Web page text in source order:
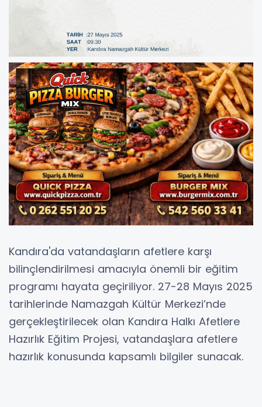
Kandıra'da vatandaşların afetlere karşı
bilinçlendirilmesi amacıyla önemli bir eğitim
programı hayata geçiriliyor. 27-28 Mayıs 2025
tarihlerinde Namazgah Kültür Merkezi’nde
gerçekleştirilecek olan Kandıra Halkı Afetlere
Hazırlık Eğitim Projesi, vatandaşlara afetlere
hazırlık konusunda kapsamlı bilgiler sunacak.